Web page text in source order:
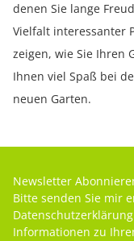
denen Sie lange
Vielfalt interessanter
zeigen, wie Sie Ihren
Ihnen viel Spaß bei
neuen Garten.
Newsletter
Bitte senden Sie mir
Datenschutzerklärung
Informationen zu